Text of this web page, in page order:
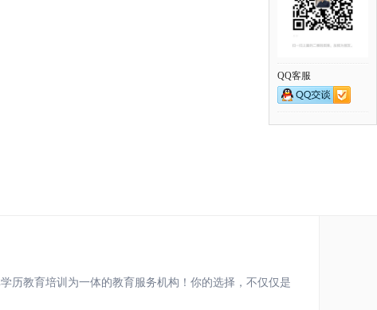
历教育培训为一体的教育服务机构！你的选择，不仅仅是
QQ客服